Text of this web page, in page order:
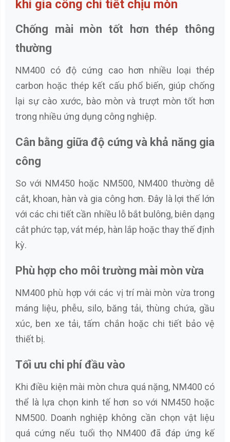
khi gia công chi tiết chịu mòn
Chống mài mòn tốt hơn thép thông
thường
NM400 có độ cứng cao hơn nhiều loại thép
carbon hoặc thép kết cấu phổ biến, giúp chống
lại sự cào xước, bào mòn và trượt mòn tốt hơn
trong nhiều ứng dụng công nghiệp.
Cân bằng giữa độ cứng và khả năng gia
công
So với NM450 hoặc NM500, NM400 thường dễ
cắt, khoan, hàn và gia công hơn. Đây là lợi thế lớn
với các chi tiết cần nhiều lỗ bắt bulông, biên dạng
cắt phức tạp, vát mép, hàn lắp hoặc thay thế định
kỳ.
Phù hợp cho môi trường mài mòn vừa
NM400 phù hợp với các vị trí mài mòn vừa trong
máng liệu, phễu, silo, băng tải, thùng chứa, gầu
xúc, ben xe tải, tấm chắn hoặc chi tiết bảo vệ
thiết bị.
Tối ưu chi phí đầu vào
Khi điều kiện mài mòn chưa quá nặng, NM400 có
thể là lựa chọn kinh tế hơn so với NM450 hoặc
NM500. Doanh nghiệp không cần chọn vật liệu
quá cứng nếu tuổi thọ NM400 đã đáp ứng kế